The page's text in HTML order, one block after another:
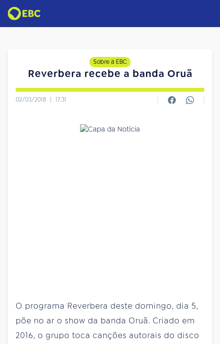
Sobre a EBC
Reverbera recebe a banda Oruã
02/03/2018 | 17:31
O programa Reverbera deste domingo, dia 5,
põe no ar o show da banda Oruã. Criado em
2016, o grupo toca canções autorais do disco